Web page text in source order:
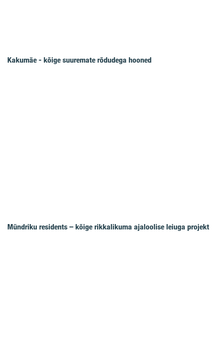
Kakumäe - kõige suuremate rõdudega hooned
Mündriku residents – kõige rikkalikuma ajaloolise leiuga projekt